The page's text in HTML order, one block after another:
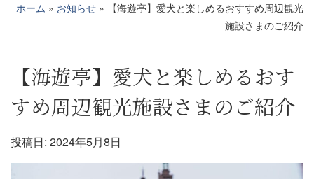
ホーム » お知らせ »
【海遊亭】愛犬と楽しめるおすすめ周辺観光
施設さまのご紹介
【海遊亭】愛犬と楽しめるおす
すめ周辺観光施設さまのご紹介
投稿日: 2024年5月8日